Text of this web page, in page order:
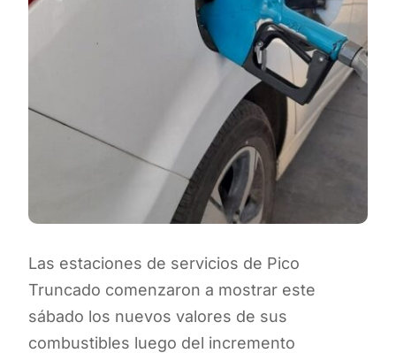
Las estaciones de servicios de Pico
Truncado comenzaron a mostrar este
sábado los nuevos valores de sus
combustibles luego del incremento